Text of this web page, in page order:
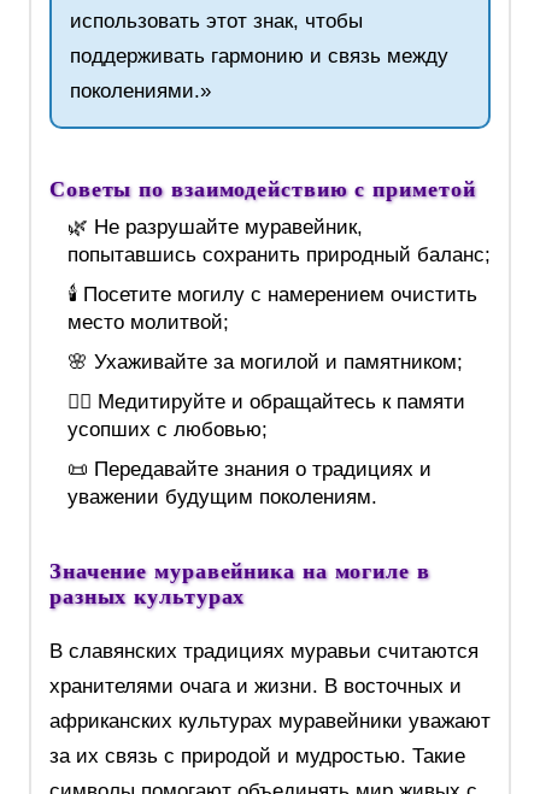
использовать этот знак, чтобы
поддерживать гармонию и связь между
поколениями.»
Советы по взаимодействию с приметой
🌿 Не разрушайте муравейник,
попытавшись сохранить природный баланс;
🕯️ Посетите могилу с намерением очистить
место молитвой;
🌸 Ухаживайте за могилой и памятником;
🧘‍♀️ Медитируйте и обращайтесь к памяти
усопших с любовью;
📜 Передавайте знания о традициях и
уважении будущим поколениям.
Значение муравейника на могиле в
разных культурах
В славянских традициях муравьи считаются
хранителями очага и жизни. В восточных и
африканских культурах муравейники уважают
за их связь с природой и мудростью. Такие